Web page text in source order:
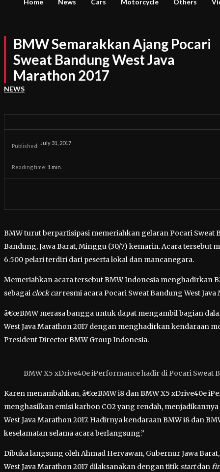
Home News Cars Motorcycle Others
BMW Semarakkan Ajang Pocari
Sweat Bandung West Java
Marathon 2017
NEWS
Published: July 31, 2017
Reading time: 1 min.
BMW turut berpartisipasi memeriahkan gelaran Pocari Sweat
Bandung, Jawa Barat, Minggu (30/7) kemarin. Acara tersebut
6.500 pelari terdiri dari peserta lokal dan mancanegara.
Memeriahkan acara tersebut BMW Indonesia menghadirkan
sebagai clock carresmi acara Pocari Sweat Bandung West Java
â€œBMW merasa bangga untuk dapat mengambil bagian
West Java Marathon 2017 dengan menghadirkan kendaraan
President Director BMW Group Indonesia.
BMW X5 xDrive40e iPerformance hadir di Pocari Sweat
Karen menambahkan, â€œBMW i8 dan BMW X5 xDrive40e
menghasilkan emisi karbon CO2 yang rendah,
West Java Marathon 2017. Hadirnya kendaraan BMW i8 dan
keselamatan selama acara berlangsung.”
Dibuka langsung oleh Ahmad Heryawan, Gubernur Jawa
West Java Marathon 2017 dilaksanakan dengan titikstartdan